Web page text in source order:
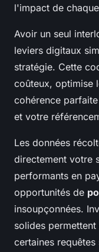
l'impact de
Avoir un seul
leviers digitaux
stratégie. Cette
coûteux, optimise
cohérence
et votre
Les données
directement votre
performants en
opportunités de
insoupçonnées.
solides
certaines requêtes